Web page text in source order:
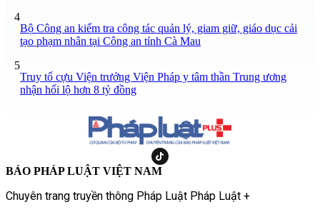
4
Bộ Công an kiểm tra công tác quản lý, giam giữ, giáo dục cải
tạo phạm nhân tại Công an tỉnh Cà Mau
5
Truy tố cựu Viện trưởng Viện Pháp y tâm thần Trung ương
nhận hối lộ hơn 8 tỷ đồng
BÁO PHÁP LUẬT VIỆT NAM
Chuyên trang truyền thông Pháp Luật Pháp Luật +